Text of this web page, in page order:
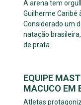
A arena tem
Guilherme Caribé
Considerado um
natação
de prata
EQUIPE
MACUCO EM
Atletas